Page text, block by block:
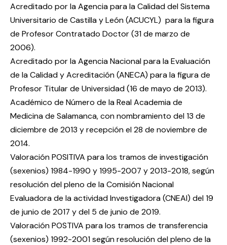
Acreditado por la Agencia para la Calidad del Sistema
Universitario de Castilla y León (ACUCYL) para la figura
de Profesor Contratado Doctor (31 de marzo de
2006).
Acreditado por la Agencia Nacional para la Evaluación
de la Calidad y Acreditación (ANECA) para la figura de
Profesor Titular de Universidad (16 de mayo de 2013).
Académico de Número de la Real Academia de
Medicina de Salamanca, con nombramiento del 13 de
diciembre de 2013 y recepción el 28 de noviembre de
2014.
Valoración POSITIVA para los tramos de investigación
(sexenios) 1984-1990 y 1995-2007 y 2013-2018, según
resolución del pleno de la Comisión Nacional
Evaluadora de la actividad Investigadora (CNEAI) del 19
de junio de 2017 y del 5 de junio de 2019.
Valoración POSTIVA para los tramos de transferencia
(sexenios) 1992-2001 según resolución del pleno de la